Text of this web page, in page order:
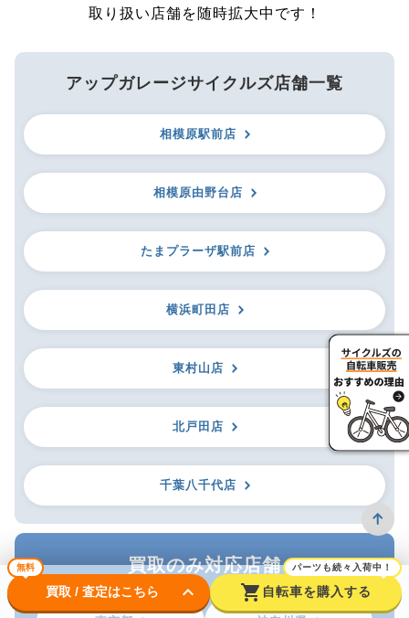
取り扱い店舗を随時拡大中です！
アップガレージサイクルズ店舗一覧
相模原駅前店
相模原由野台店
たまプラーザ駅前店
横浜町田店
東村山店
北戸田店
千葉八千代店
買取のみ対応店舗
無料
買取 / 査定はこちら keyboard_arrow_down shopping_cart
パーツも続々入荷中！
自転車を購入する